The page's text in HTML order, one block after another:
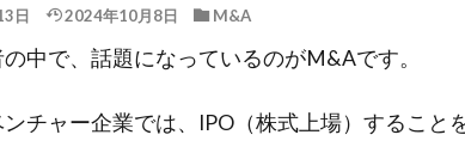
日 2024年10月8日 M&A
中で、話題になっているのがM&Aです。
チャー企業では、IPO（株式上場）すること